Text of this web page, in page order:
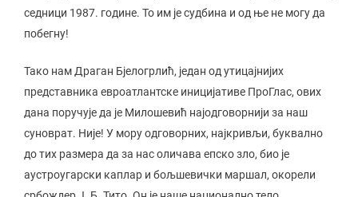
седници 1987. године. То им је судбина и од ње не могу да
побегну!
Тако нам Драган Бјелогрлић, један од утицајнијих
представника евроатлантске иницијативе ПроГлас, ових
дана поручује да је Милошевић најодговорнији за наш
суноврат. Није! У мору одговорних, најкривљи, буквално
до тих размера да за нас оличава епско зло, био је
аустроугарски каплар и бољшевички маршал, окорели